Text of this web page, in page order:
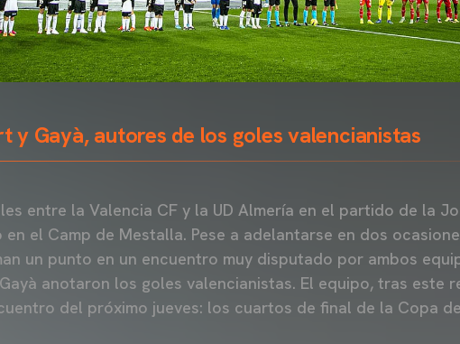
y Gayà, autores de los goles valencianistas
entre la Valencia CF y la UD Almería en el partido de la
en el Camp de Mestalla. Pese a adelantarse en dos
un punto en un encuentro muy disputado por ambos
anotaron los goles valencianistas. El equipo, tras este
del próximo jueves: los cuartos de final de la Copa